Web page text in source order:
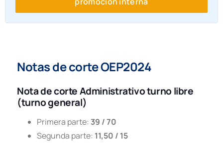
25.06.26
Nota Informativa Instrucciones
Administrativos 2025
INTERNA
BALEARES
PROMOCION INTERNA
Notas de corte OEP2024
Nota de corte Administrativo turno libre
(turno general)
Primera parte: 39 / 70
Segunda parte: 11,50 / 15